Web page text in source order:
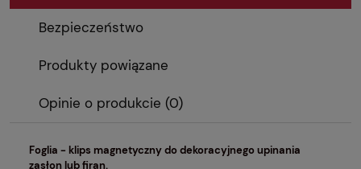
Bezpieczeństwo
Produkty powiązane
Opinie o produkcie (0)
Foglia - klips magnetyczny do dekoracyjnego upinania
zasłon lub firan.